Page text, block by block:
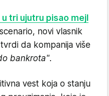
tri ujutru pisao mejl
novi vlasnik
da kompanija više
bankrota".
vest koja o stanju